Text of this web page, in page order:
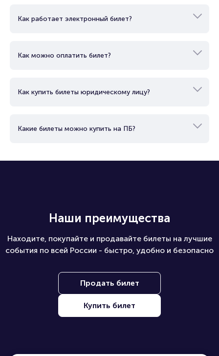
Как работает электронный билет?
Как можно оплатить билет?
Как купить билеты юридическому лицу?
Какие билеты можно купить на ПБ?
Наши преимущества
Находите, покупайте и продавайте билеты на лучшие
события по всей России - быстро, удобно и безопасно
Продать билет
Купить билет